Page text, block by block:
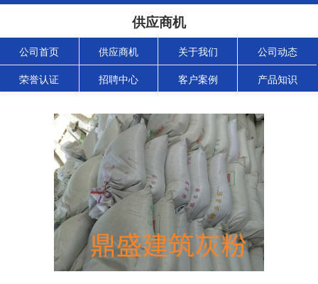
供应商机
公司首页 供应商机 关于我们 公司动态
荣誉认证 招聘中心 客户案例 产品知识